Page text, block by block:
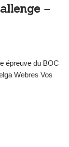
–
épreuve du BOC
Webres Vos